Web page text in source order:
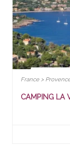
France >
CAMPING LA